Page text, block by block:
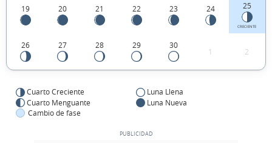
19 20 21 22 23 24 25
CRECIENTE
26 27 28 29 30
1 2
Cuarto Creciente
Luna Llena
Cuarto Menguante
Luna Nueva
Cambio de fase